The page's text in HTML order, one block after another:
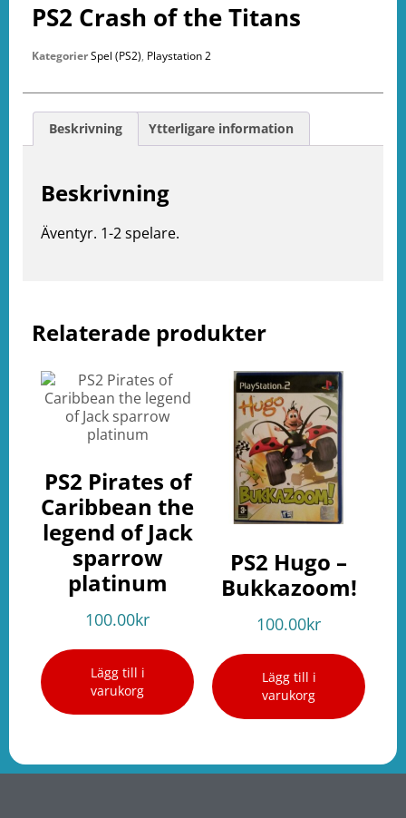
Relaterade produkter
PS2 Pirates of
Caribbean the
legend of Jack
sparrow
platinum
100.00kr
Lägg till i
varukorg
PS2 Hugo –
Bukkazoom!
100.00kr
Lägg till i
varukorg
PS2 Crash of the Titans
KategorierSpel (PS2), Playstation 2
Beskrivning Ytterligare information
Beskrivning
Äventyr. 1-2 spelare.